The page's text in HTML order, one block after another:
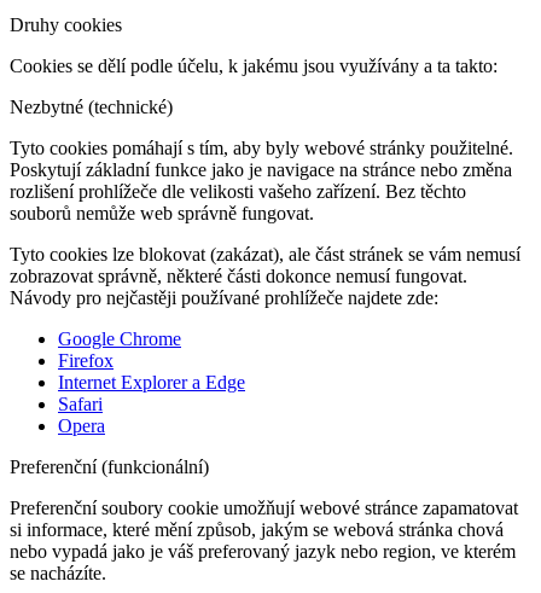
Druhy cookies
Cookies se dělí podle účelu, k jakému jsou využívány a ta takto:
Nezbytné (technické)
Tyto cookies pomáhají s tím, aby byly webové stránky použitelné.
Poskytují základní funkce jako je navigace na stránce nebo změna
rozlišení prohlížeče dle velikosti vašeho zařízení. Bez těchto
souborů nemůže web správně fungovat.
Tyto cookies lze blokovat (zakázat), ale část stránek se vám nemusí
zobrazovat správně, některé části dokonce nemusí fungovat.
Návody pro nejčastěji používané prohlížeče najdete zde:
Google Chrome
Firefox
Internet Explorer a Edge
Safari
Opera
Preferenční (funkcionální)
Preferenční soubory cookie umožňují webové stránce zapamatovat
si informace, které mění způsob, jakým se webová stránka chová
nebo vypadá jako je váš preferovaný jazyk nebo region, ve kterém
se nacházíte.